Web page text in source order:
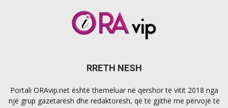
RRETH NESH
Portali ORAvip.net është themeluar në qershor të vitit 2018 nga
një grup gazetarësh dhe redaktorësh, që të gjithë me përvojë të